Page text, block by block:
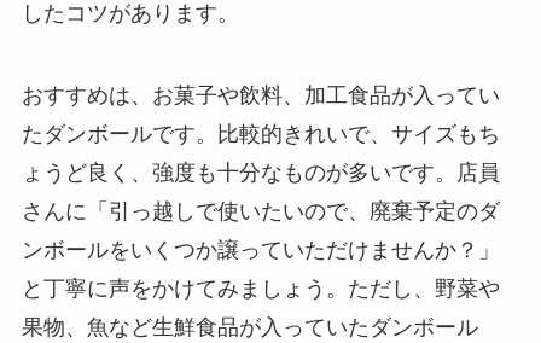
したコツがあります。
おすすめは、 お菓子や飲料、加工食品が入ってい
たダンボールです。比較的きれいで、サイズもち
ょうど良く、強度も十分なものが多いです。店員
さんに「引っ越しで使いたいので、廃棄予定のダ
ンボールをいくつか譲っていただけませんか？」
と 丁寧に声をかけてみましょう。 ただし、 野菜や
果物、魚など生鮮食品が入っていたダンボール